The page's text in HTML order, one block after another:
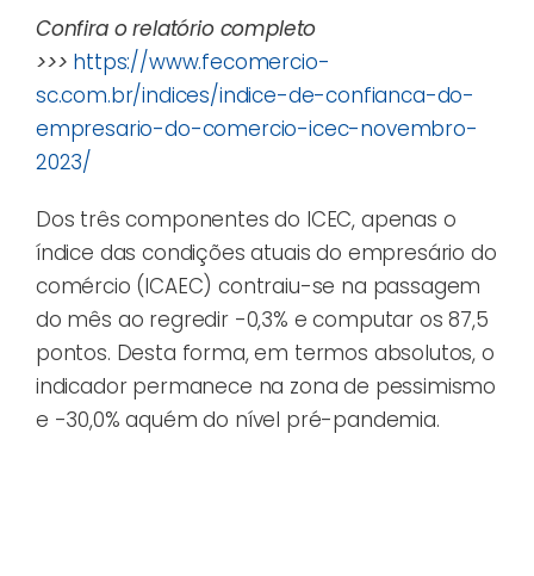
Confira o relatório completo
>>> https://www.fecomercio-
sc.com.br/indices/indice-de-confianca-do-
empresario-do-comercio-icec-novembro-
2023/
Dos três componentes do ICEC, apenas o
índice das condições atuais do empresário do
comércio (ICAEC) contraiu-se na passagem
do mês ao regredir -0,3% e computar os 87,5
pontos. Desta forma, em termos absolutos, o
indicador permanece na zona de pessimismo
e -30,0% aquém do nível pré-pandemia.